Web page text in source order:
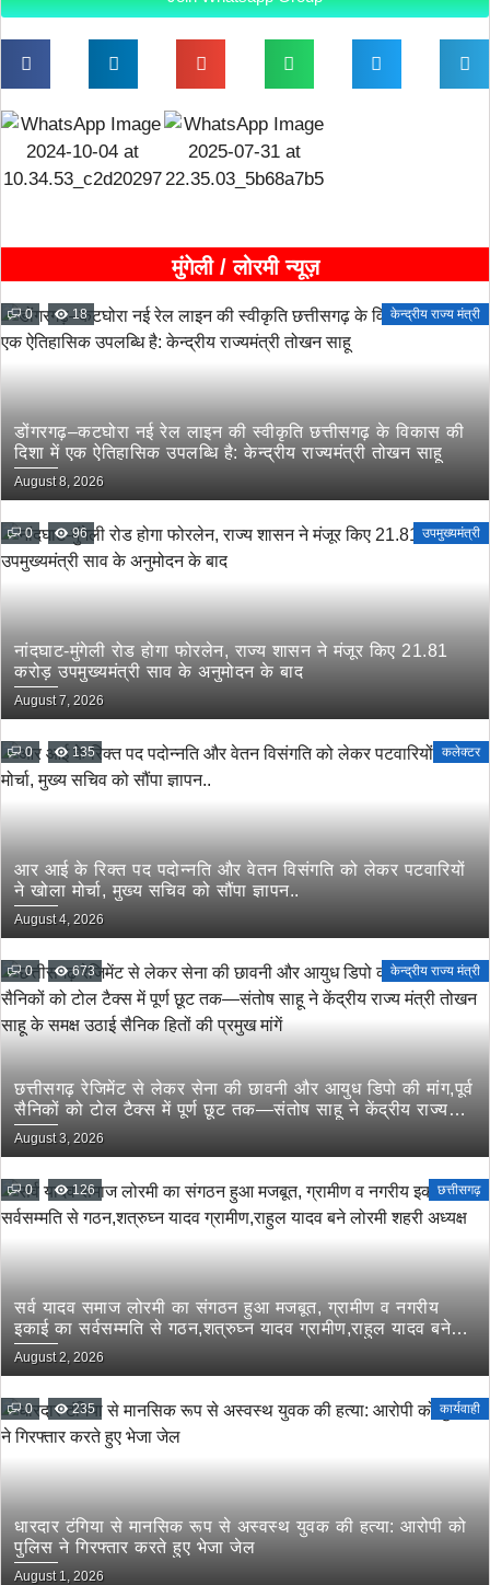
मुंगेली / लोरमी न्यूज़
0 18 केन्द्रीय राज्य मंत्री
डोंगरगढ़–कटघोरा नई रेल लाइन की स्वीकृति छत्तीसगढ़ के विकास की
दिशा में एक ऐतिहासिक उपलब्धि है: केन्द्रीय राज्यमंत्री तोखन साहू
August 8, 2026
0 96 उपमुख्यमंत्री
नांदघाट-मुंगेली रोड होगा फोरलेन, राज्य शासन ने मंजूर किए 21.81
करोड़ उपमुख्यमंत्री साव के अनुमोदन के बाद
August 7, 2026
0 135 कलेक्टर
आर आई के रिक्त पद पदोन्नति और वेतन विसंगति को लेकर पटवारियों
ने खोला मोर्चा, मुख्य सचिव को सौंपा ज्ञापन..
August 4, 2026
0 673 केन्द्रीय राज्य मंत्री
छत्तीसगढ़ रेजिमेंट से लेकर सेना की छावनी और आयुध डिपो की मांग,पूर्व
सैनिकों को टोल टैक्स में पूर्ण छूट तक—संतोष साहू ने केंद्रीय राज्य
मंत्री तोखन साहू के समक्ष उठाई सैनिक हितों की प्रमुख मांगें
August 3, 2026
0 126 छत्तीसगढ़
सर्व यादव समाज लोरमी का संगठन हुआ मजबूत, ग्रामीण व नगरीय
इकाई का सर्वसम्मति से गठन,शत्रुघ्न यादव ग्रामीण,राहुल यादव बने
लोरमी शहरी अध्यक्ष
August 2, 2026
0 235 कार्यवाही
धारदार टंगिया से मानसिक रूप से अस्वस्थ युवक की हत्या: आरोपी को
पुलिस ने गिरफ्तार करते हुए भेजा जेल
August 1, 2026